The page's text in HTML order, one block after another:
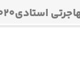
استادی۲۰۲۰​